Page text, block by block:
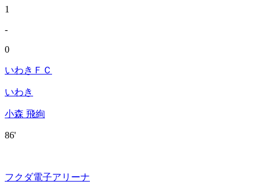
1
-
0
いわきＦＣ
いわき
小森 飛絢
86'
フクダ電子アリーナ